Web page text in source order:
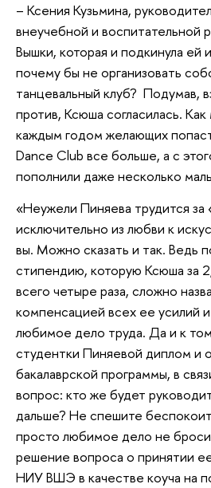
– Ксения Кузьмина,
внеучебной и воспитательной
Вышки, которая и подкинула
почему бы не организовать
танцевальный клуб? Подумав,
против, Ксюша согласилась.
каждым годом желающих
Dance Club все больше, а с
пополнили даже несколько
«Неужели Пиняева трудится за
исключительно из любви к
вы. Можно сказать и так. Ведь
стипендию, которую Ксюша за
всего четыре раза, сложно
компенсацией всех ее усилий
любимое дело труда. Да и к
студентки Пиняевой диплом и
бакалаврской программы, в
вопрос: кто же будет
дальше? Не спешите
просто любимое дело не
решение вопроса о принятии
НИУ ВШЭ в качестве коуча на